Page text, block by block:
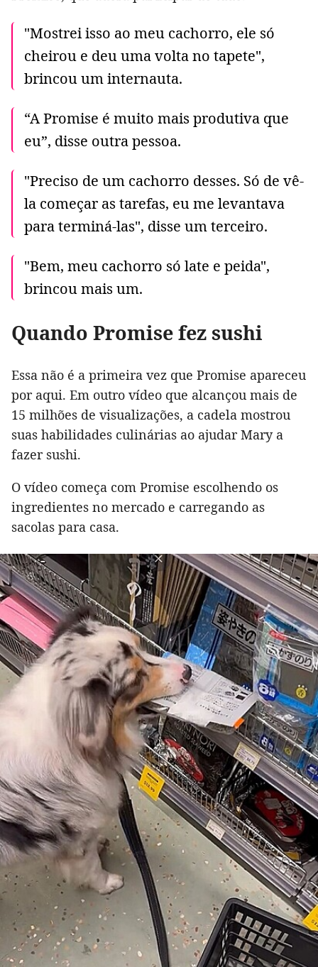
"Mostrei isso ao meu cachorro, ele só
cheirou e deu uma volta no tapete",
brincou um internauta.
“A Promise é muito mais produtiva que
eu”, disse outra pessoa.
"Preciso de um cachorro desses. Só de vê-
la começar as tarefas, eu me levantava
para terminá-las", disse um terceiro.
"Bem, meu cachorro só late e peida",
brincou mais um.
Quando Promise fez sushi
Essa não é a primeira vez que Promise apareceu
por aqui. Em outro vídeo que alcançou mais de
15 milhões de visualizações, a cadela mostrou
suas habilidades culinárias ao ajudar Mary a
fazer sushi.
O vídeo começa com Promise escolhendo os
ingredientes no mercado e carregando as
sacolas para casa.